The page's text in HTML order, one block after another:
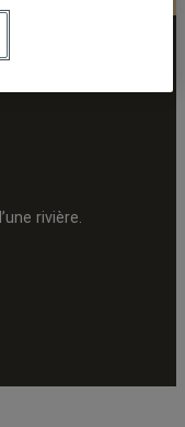
rivière.